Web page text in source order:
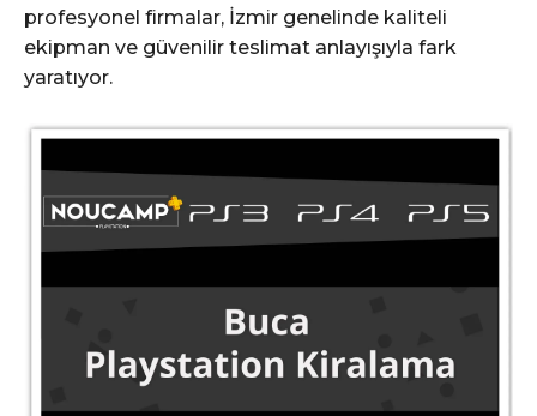
profesyonel firmalar, İzmir genelinde kaliteli
ekipman ve güvenilir teslimat anlayışıyla fark
yaratıyor.